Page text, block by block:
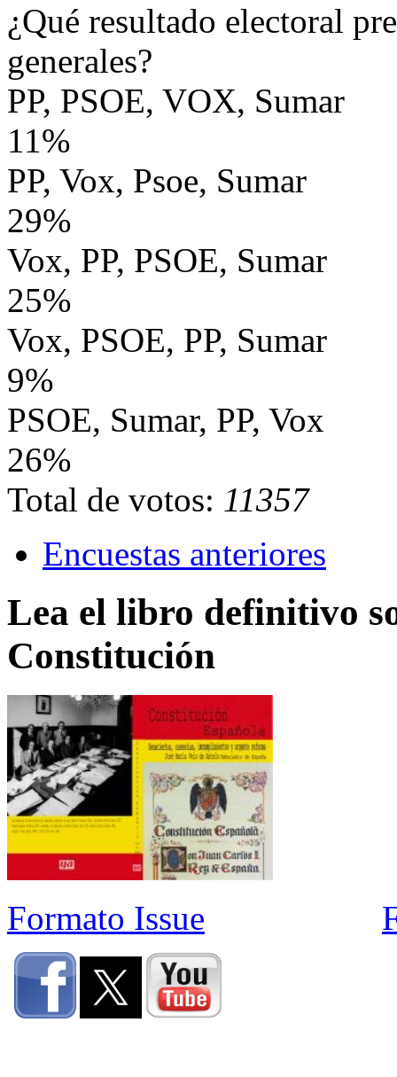
¿Qué resultado electoral
generales?
PP, PSOE, VOX, Sumar
11%
PP, Vox, Psoe, Sumar
29%
Vox, PP, PSOE, Sumar
25%
Vox, PSOE, PP, Sumar
9%
PSOE, Sumar, PP, Vox
26%
Total de votos: 11357
Encuestas anteriores
Lea el libro definitivo
Constitución
Formato Issue